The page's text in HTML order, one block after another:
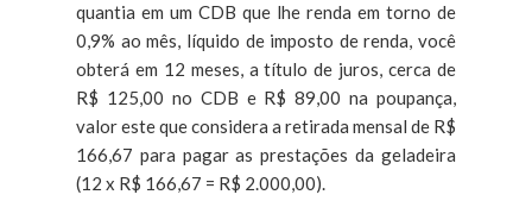
quantia em um CDB que lhe renda em torno de
0,9% ao mês, líquido de imposto de renda, você
obterá em 12 meses, a título de juros, cerca de
R$ 125,00 no CDB e R$ 89,00 na poupança,
valor este que considera a retirada mensal de R$
166,67 para pagar as prestações da geladeira
(12 x R$ 166,67 = R$ 2.000,00).